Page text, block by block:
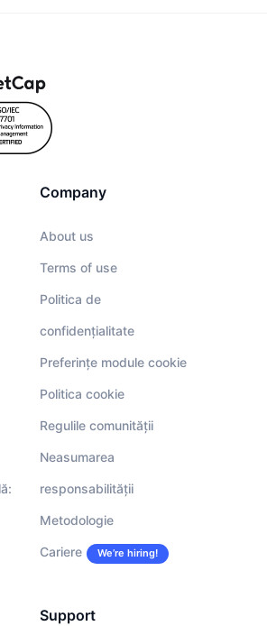
Company
About us
Terms of use
Politica de
confidențialitate
Preferințe module cookie
Politica cookie
Regulile comunității
Neasumarea
responsabilității
Metodologie
Cariere We’re hiring!
Support